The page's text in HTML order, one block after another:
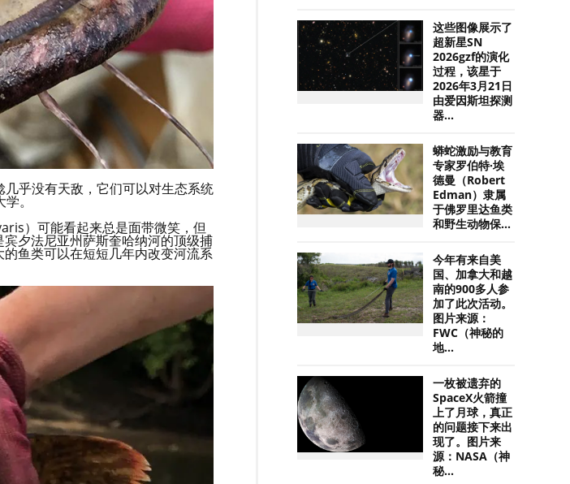
乎没有天敌，它们可以对生态系统
学。
）可能看起来总是面带微笑，但
夕法尼亚州萨斯奎哈纳河的顶级捕
鱼类可以在短短几年内改变河流系
这些图像展示了
超新星SN
2026gzf的演化
过程，该星于
2026年3月21日
由爱因斯坦探测
器...
蟒蛇激励与教育
专家罗伯特·埃
德曼（Robert
Edman）隶属
于佛罗里达鱼类
和野生动物保...
今年有来自美
国、加拿大和越
南的900多人参
加了此次活动。
图片来源：
FWC（神秘的
地...
一枚被遗弃的
SpaceX火箭撞
上了月球，真正
的问题接下来出
现了。图片来
源：NASA（神
秘...